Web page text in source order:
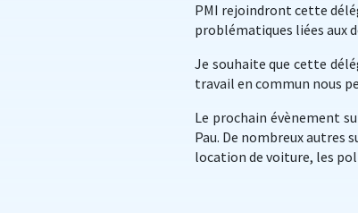
PMI rejoindront cette
problématiques liées aux
Je souhaite que cette
travail en commun nous
Le prochain évènement
Pau. De nombreux autres
location de voiture, les